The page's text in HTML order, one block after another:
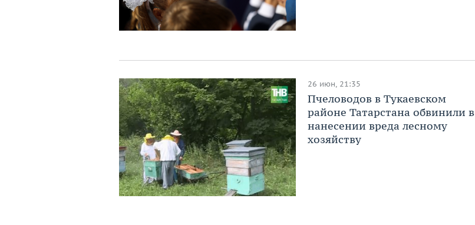
26 июн, 21:35
Пчеловодов в Тукаевском
районе Татарстана обвинили в
нанесении вреда лесному
хозяйству